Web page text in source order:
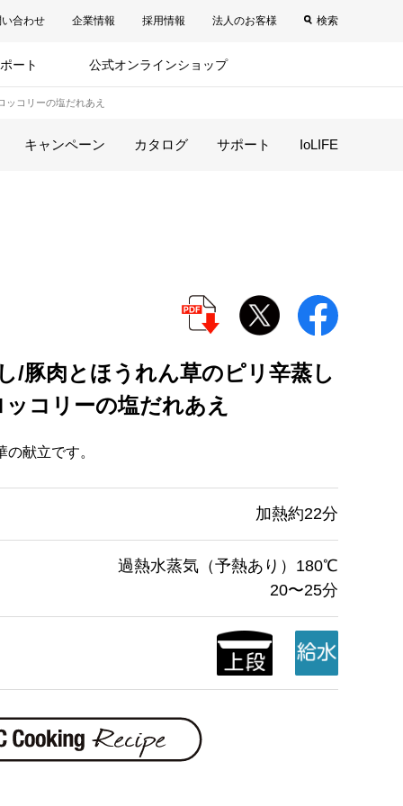
い合わせ 企業情報 採用情報 法人のお客様 検索
ート 公式オンラインショップ
コリーの塩だれあえ
キャンペーン カタログ サポート IoLIFE
/豚肉とほうれん草のピリ辛蒸し
コリーの塩だれあえ
献立です。
加熱約22分
過熱水蒸気（予熱あり）180℃
20〜25分